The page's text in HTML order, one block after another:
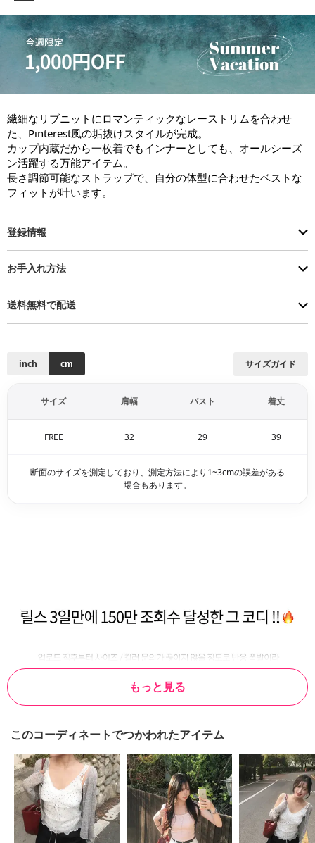
もっと見る
繊細なリブニットにロマンティックなレーストリムを合わせ
た、Pinterest風の垢抜けスタイルが完成。
カップ内蔵だから一枚着でもインナーとしても、オールシーズ
ン活躍する万能アイテム。
長さ調節可能なストラップで、自分の体型に合わせたベストな
フィットが叶います。
登録情報
お手入れ方法
送料無料で配送
サイズガイド
inch cm
サイズ 肩幅 バスト 着丈
FREE 32 29 39
断面のサイズを測定しており、測定方法により1~3cmの誤差がある
場合もあります。
このコーディネートでつかわれたアイテム